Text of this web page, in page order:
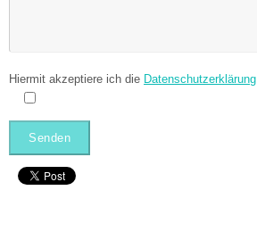
Hiermit akzeptiere ich die Datenschutzerklärung